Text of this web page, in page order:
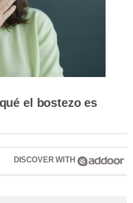
el bostezo es
DISCOVER WITH